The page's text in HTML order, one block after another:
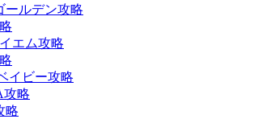
ールデン攻略
エム攻略
イビー攻略
攻略
略